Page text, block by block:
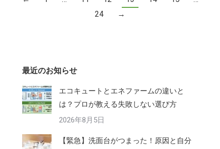
24
→
最近のお知らせ
エコキュートとエネファームの違いと
は？プロが教える失敗しない選び方
2026年8月5日
【緊急】洗面台がつまった！原因と自分